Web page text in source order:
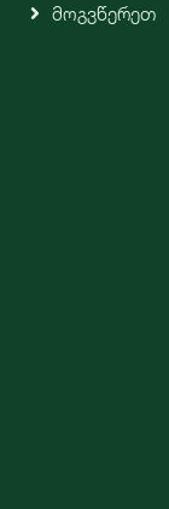
Მოგვწერეთ